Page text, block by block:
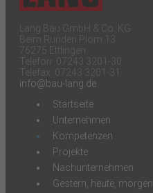
Lang Bau GmbH & Co. KG
Beim Runden Plom 13
76275 Ettlingen
Telefon: 07243 3201-30
Telefax: 07243 3201-31
info@bau-lang.de
Startseite
Unternehmen
Kompetenzen
Projekte
Nachunternehmen
Gestern, heute, morgen